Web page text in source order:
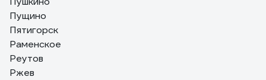
Пущино
Пятигорск
Раменское
Реутов
Ржев